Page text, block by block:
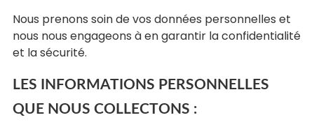
Nous prenons soin de vos données personnelles et
nous nous engageons à en garantir la confidentialité
et la sécurité.
LES INFORMATIONS PERSONNELLES
QUE NOUS COLLECTONS :